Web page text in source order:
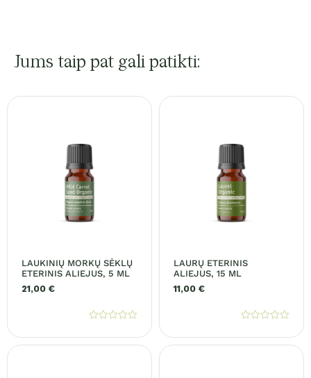
Jums taip pat gali patikti:
LAUKINIŲ MORKŲ SĖKLŲ
ETERINIS ALIEJUS, 5 ML
21,00 €
0
iš
LAURŲ ETERINIS
ALIEJUS, 15 ML
11,00 €
0
iš